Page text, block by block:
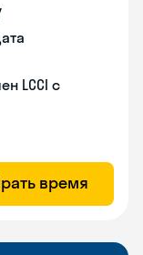
LCCI с
время